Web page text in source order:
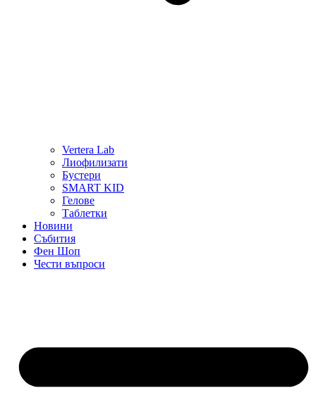
Vertera Lab
Лиофилизати
Бустери
SMART KID
Гелове
Таблетки
Новини
Събития
Фен Шоп
Чести въпроси